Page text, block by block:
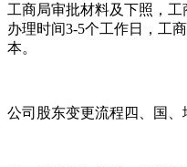
工商局审批材料及下照，工
办理时间3-5个工作日，工
本。
公司股东变更流程四、国、